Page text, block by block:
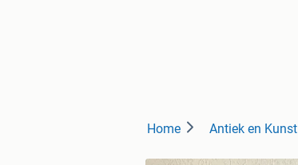
Home Antiek en Kunst